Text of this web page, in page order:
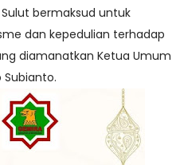
bermaksud untuk
dan kepedulian terhadap
diamanatkan Ketua Umum
Subianto.